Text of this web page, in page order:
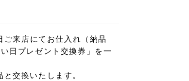
来店にてお仕入れ（納品
日プレゼント交換券」を一
交換いたします。